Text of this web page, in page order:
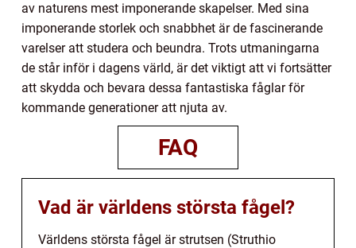
av naturens mest imponerande skapelser. Med sina
imponerande storlek och snabbhet är de fascinerande
varelser att studera och beundra. Trots utmaningarna
de står inför i dagens värld, är det viktigt att vi fortsätter
att skydda och bevara dessa fantastiska fåglar för
kommande generationer att njuta av.
FAQ
Vad är världens största fågel?
Världens största fågel är strutsen (Struthio